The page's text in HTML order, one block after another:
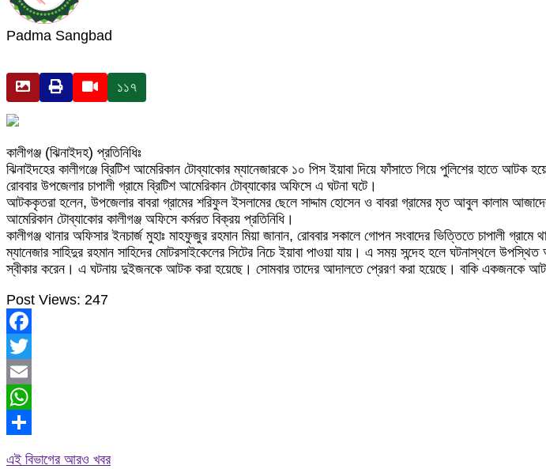
Padma Sangbad
১১৭
কালীগঞ্জ (ঝিনাইদহ) প্রতিনিধিঃ
ঝিনাইদহের কালীগঞ্জে ব্রিটিশ আমেরিকান টোব্যাকোর ম্যানেজারকে ১০ পিস ইয়াবা দিয়ে ফাঁসাতে গিয়ে পুলিশের হাতে
রোববার উপজেলার চাপালী গ্রামে ব্রিটিশ আমেরিকান টোব্যাকোর অফিসে এ ঘটনা ঘটে।
আটককৃতরা হলেন, উপজেলার বাবরা গ্রামের শরিফুল ইসলামের ছেলে সাদ্দাম হোসেন ও বাবরা গ্রামের মৃত আবুল কালাম
আমেরিকান টোব্যাকোর কালীগঞ্জ অফিসে কর্মরত বিক্রয় প্রতিনিধি।
কালীগঞ্জ থানার অফিসার ইনচার্জ মুহাঃ মাহফুজুর রহমান মিয়া জানান, রোববার সকালে গোপন সংবাদের ভিত্তিতে চাপালী
ম্যানেজার সাহিদুর রহমান সাহিদের মোটরসাইকেলের সিটের নিচে ইয়াবা পাওয়া যায়। এ সময় সন্দেহ হলে ঘটনাস্থলে
স্বীকার করেন। এ ঘটনায় দুইজনকে আটক করা হয়েছে। সোমবার তাদের আদালতে প্রেরণ করা হয়েছে। বাকি একজনকে
Post Views: 247
Facebook
Twitter
Email
WhatsApp
এই বিভাগের আরও খবর